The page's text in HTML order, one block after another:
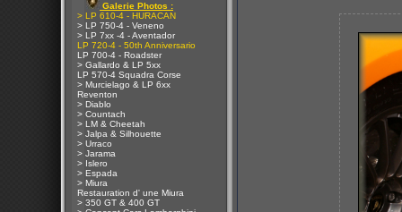
Galerie Photos :
> LP 610-4 - HURACAN
> LP 750-4 - Veneno
> LP 7xx -4 - Aventador
LP 720-4 - 50th Anniversario
LP 700-4 - Roadster
> Gallardo & LP 5xx
LP 570-4 Squadra Corse
> Murcielago & LP 6xx
Reventon
> Diablo
> Countach
> LM & Cheetah
> Jalpa & Silhouette
> Urraco
> Jarama
> Islero
> Espada
> Miura
Restauration d' une Miura
> 350 GT & 400 GT